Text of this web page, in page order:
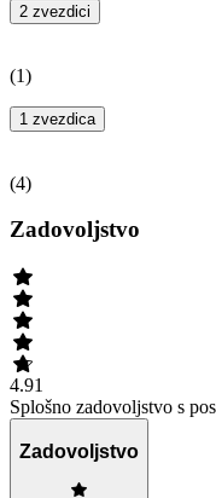
2 zvezdici
(1)
1 zvezdica
(4)
Zadovoljstvo
4.91
Splošno zadovoljstvo s
Zadovoljstvo